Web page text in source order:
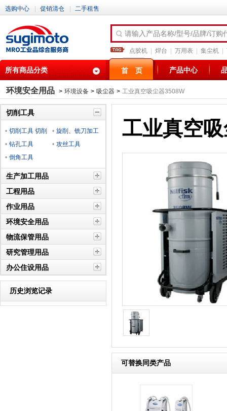
选购中心 促销清仓 二手租售
请输入产品名称/型号/品牌/订购
点胶机 焊台 万用表 集尘机
所有商品分类 首 页 产品中心
环境安全用品 > 环境设备 > 吸尘器 > 工业真空吸尘器3508W
切削工具
• 切削工具 切削
材料
• 旋削、铣刀加工
工具
• 钻孔工具 • 攻丝工具
• 倒角工具
生产加工用品
工程用品
作业用品
环境安全用品
物流保管用品
研究管理用品
办公住设用品
历史浏览记录
工业真空
可替换同类产品